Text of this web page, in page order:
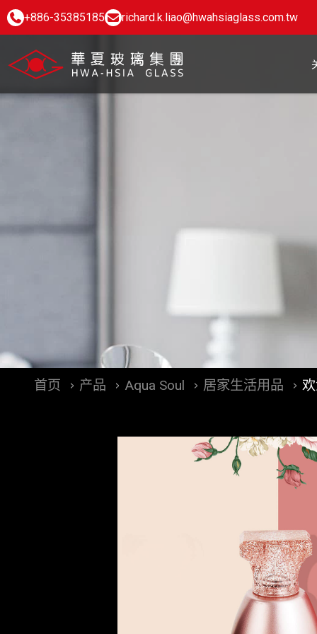
+886-35385185 richard.k.liao@hwahsiaglass.com.tw
首页 产品 Aqua Soul 居家生活用品